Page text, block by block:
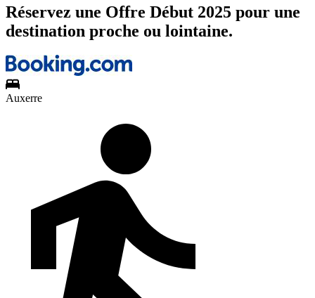
Réservez une Offre Début 2025 pour une
destination proche ou lointaine.
Auxerre